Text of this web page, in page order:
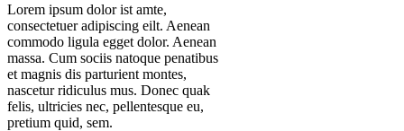
Lorem ipsum dolor ist amte,
consectetuer adipiscing eilt. Aenean
commodo ligula egget dolor. Aenean
massa. Cum sociis natoque penatibus
et magnis dis parturient montes,
nascetur ridiculus mus. Donec quak
felis, ultricies nec, pellentesque eu,
pretium quid, sem.